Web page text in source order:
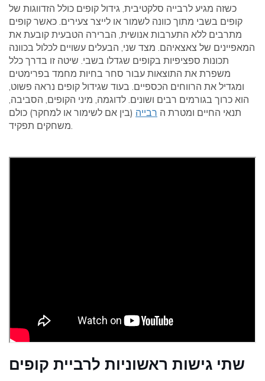
כשזה מגיע לרבייה סלקטיבית, גידול קופים כולל הזדווגות של
קופים בשבי מתוך כוונה לשמור או לייצר צעירים. כאשר קופים
מתרבים ללא התערבות אנושית, הברירה הטבעית קובעת את
המאפיינים של צאצאיהם. מצד שני, הבעלים עשויים לכלול בכוונה
תכונות ספציפיות בקופים שגדלו בשבי. שיטה זו בדרך כלל
משפרת את התוצאות עבור סחר בחיות מחמד בפרימטים
ומגדיל את הרווחים הכספיים. בעוד שגידול קופים נראה פשוט,
הוא כרוך בגורמים רבים ושונים. לדוגמה, מיני הקופים, הסביבה,
תנאי החיים ומטרת ה רבייה (בין אם לשימור או למחקר) כולם
משחקים תפקיד.
שתי גישות ראשוניות לרביית קופים